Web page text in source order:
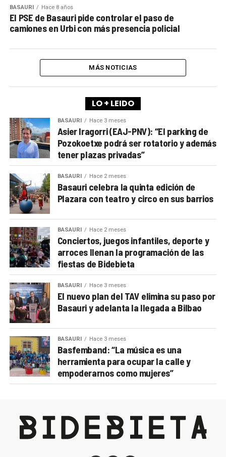
BASAURI Hace 8 años
El PSE de Basauri pide controlar el paso de
camiones en Urbi con más presencia policial
MÁS NOTICIAS
LO + LEIDO
BASAURI Hace 3 meses
Asier Iragorri (EAJ-PNV): “El parking de
Pozokoetxe podrá ser rotatorio y además
tener plazas privadas”
BASAURI Hace 2 meses
Basauri celebra la quinta edición de
Plazara con teatro y circo en sus barrios
BASAURI Hace 2 meses
Conciertos, juegos infantiles, deporte y
arroces llenan la programación de las
fiestas de Bidebieta
BASAURI Hace 3 meses
El nuevo plan del TAV elimina su paso por
Basauri y adelanta la llegada a Bilbao
BASAURI Hace 3 meses
Basfemband: “La música es una
herramienta para ocupar la calle y
empoderarnos como mujeres”